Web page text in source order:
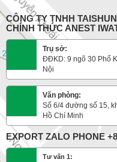
CÔNG TY TNHH
CHÍNH THỨC ANEST
Trụ sở:
ĐĐKD: 9 ngõ 30 Phố
Nội
Văn phòng:
Số 6/4 đường số 15,
Hồ Chí Minh
EXPORT ZALO PHONE
Tư vấn 1: